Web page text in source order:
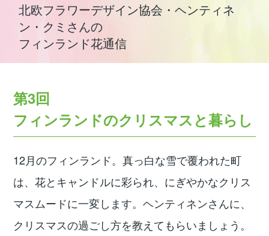
北欧フラワーデザイン協会・ヘンティネ
ン・クミさんの
フィンランド花通信
第3回
フィンランドのクリスマスと暮らし
12月のフィンランド。真っ白な雪で覆われた町
は、花とキャンドルに彩られ、にぎやかなクリス
マスムードに一変します。ヘンティネンさんに、
クリスマスの過ごし方を教えてもらいましょう。